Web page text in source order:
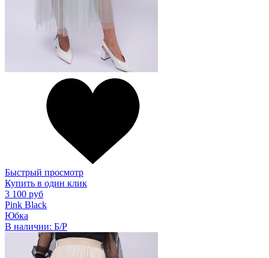
Быстрый просмотр
Купить в один клик
3 100 руб
Pink Black
Юбка
В наличии: Б/Р